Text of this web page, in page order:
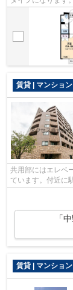
近マンションはい
賃貸 | マンション
共用部にはエレベ
ています。付近に
「
賃貸 | マンション